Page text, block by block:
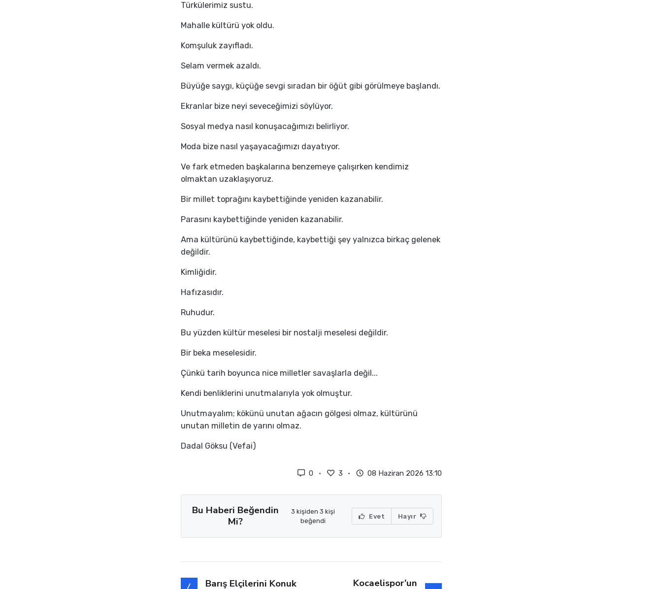
Türkülerimiz sustu.
Mahalle kültürü yok oldu.
Komşuluk zayıfladı.
Selam vermek azaldı.
Büyüğe saygı, küçüğe sevgi sıradan bir öğüt gibi görülmeye başlandı.
Ekranlar bize neyi seveceğimizi söylüyor.
Sosyal medya nasıl konuşacağımızı belirliyor.
Moda bize nasıl yaşayacağımızı dayatıyor.
Ve fark etmeden başkalarına benzemeye çalışırken kendimiz
olmaktan uzaklaşıyoruz.
Bir millet toprağını kaybettiğinde yeniden kazanabilir.
Parasını kaybettiğinde yeniden kazanabilir.
Ama kültürünü kaybettiğinde, kaybettiği şey yalnızca birkaç gelenek
değildir.
Kimliğidir.
Hafızasıdır.
Ruhudur.
Bu yüzden kültür meselesi bir nostalji meselesi değildir.
Bir beka meselesidir.
Çünkü tarih boyunca nice milletler savaşlarla değil...
Kendi benliklerini unutmalarıyla yok olmuştur.
Unutmayalım; kökünü unutan ağacın gölgesi olmaz, kültürünü
unutan milletin de yarını olmaz.
Dadal Göksu (Vefai)
0 3 08 Haziran 2026 13:10
Bu Haberi Beğendin
Mi?
3 kişiden 3 kişi
beğendi
Evet Hayır
Barış Elçilerini Konuk
Kocaelispor’un